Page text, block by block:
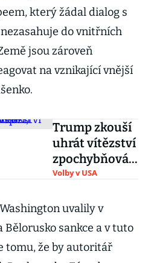
který žádal dialog s
do vnitřních
jsou zároveň
na vznikající vnější
Trump zkouší
uhrát vítězství
zpochybňován
ím výsledků
s tím uspět,
tvrdí Biden
Volby v USA
uvalily v
sankce a v tuto
tomu, že by autoritář